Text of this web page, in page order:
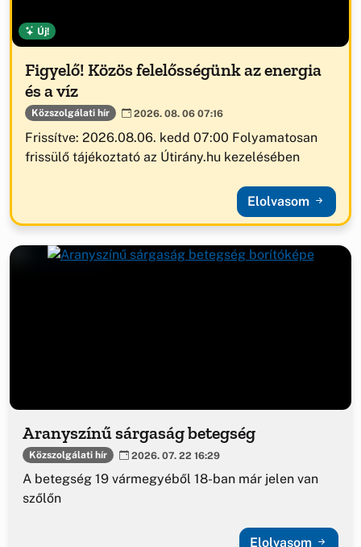
Új!
Figyelő! Közös felelősségünk az energia
és a víz
Közszolgálati hír 2026. 08. 06 07:16
Frissítve: 2026.08.06. kedd 07:00 Folyamatosan
frissülő tájékoztató az Útirány.hu kezelésében
Elolvasom
Aranyszínű sárgaság betegség
Közszolgálati hír 2026. 07. 22 16:29
A betegség 19 vármegyéből 18-ban már jelen van
szőlőn
Elolvasom